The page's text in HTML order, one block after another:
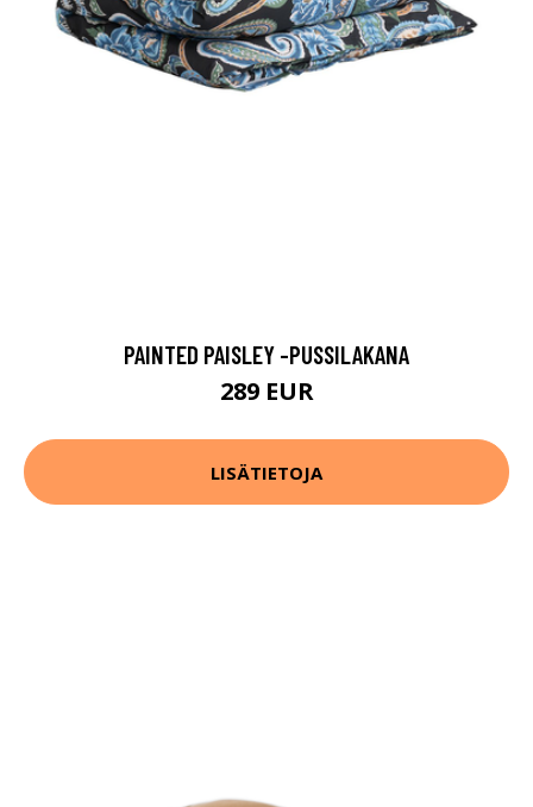
PAINTED PAISLEY -PUSSILAKANA
289 EUR
LISÄTIETOJA